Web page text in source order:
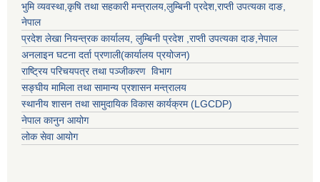
भुमि व्यवस्था,कृषि तथा सहकारी मन्त्रालय,लुम्बिनी प्रदेश,राप्ती उपत्यका दाङ,
नेपाल
प्रदेश लेखा नियन्त्रक कार्यालय, लुम्बिनी प्रदेश ,राप्ती उपत्यका दाङ,नेपाल
अनलाइन घटना दर्ता प्रणाली(कार्यालय प्रयोजन)
राष्ट्रिय परिचयपत्र तथा पञ्जीकरण विभाग
सङ्घीय मामिला तथा सामान्य प्रशासन मन्त्रालय
स्थानीय शासन तथा सामुदायिक विकास कार्यक्रम (LGCDP)
नेपाल कानुन आयोग
लोक सेवा आयोग